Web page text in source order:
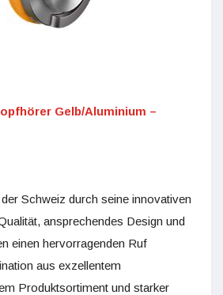
Gelb/Aluminium –
Schweiz durch seine innovativen
ansprechendes Design und
einen hervorragenden Ruf
aus exzellentem
Produktsortiment und starker